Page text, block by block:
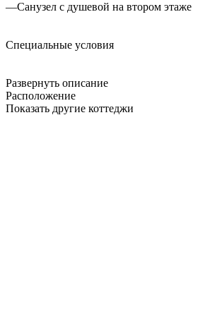
—Санузел с душевой на втором этаже
Специальные условия
Развернуть описание
Расположение
Показать другие коттеджи